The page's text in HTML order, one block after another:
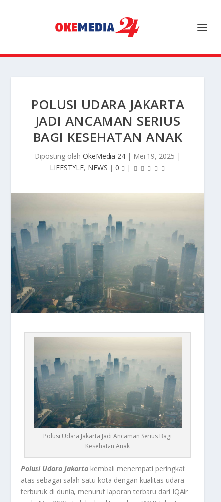
POLUSI UDARA JAKARTA
JADI ANCAMAN SERIUS
BAGI KESEHATAN ANAK
Diposting oleh OkeMedia 24 | Mei 19, 2025 |
LIFESTYLE, NEWS | 0 |
Polusi Udara Jakarta Jadi Ancaman Serius Bagi
Kesehatan Anak
Polusi Udara Jakarta kembali menempati peringkat
atas sebagai salah satu kota dengan kualitas udara
terburuk di dunia, menurut laporan terbaru dari IQAir